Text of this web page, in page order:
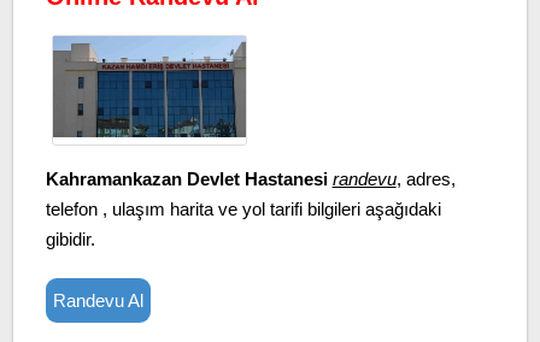
Kahramankazan Devlet Hastanesi randevu, adres,
telefon , ulaşım harita ve yol tarifi bilgileri aşağıdaki
gibidir.
Randevu Al